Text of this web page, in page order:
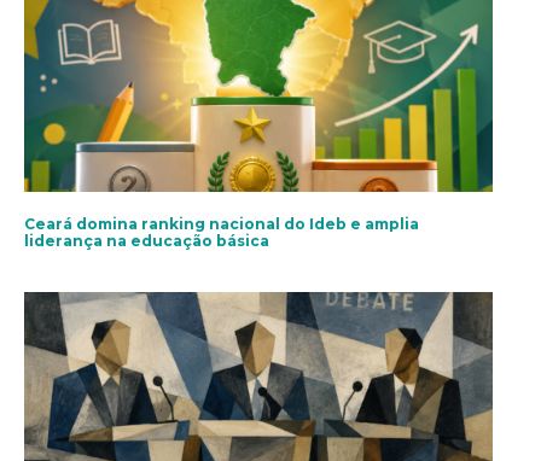
Ceará domina ranking nacional do Ideb e amplia
liderança na educação básica